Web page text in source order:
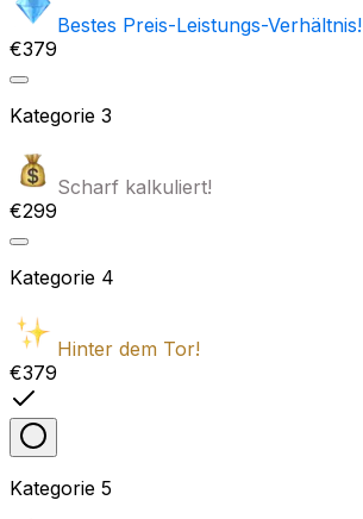
Bestes Preis-Leistungs-Verhältnis!
€379
Kategorie 3
Scharf kalkuliert!
€299
Kategorie 4
Hinter dem Tor!
€379
Kategorie 5